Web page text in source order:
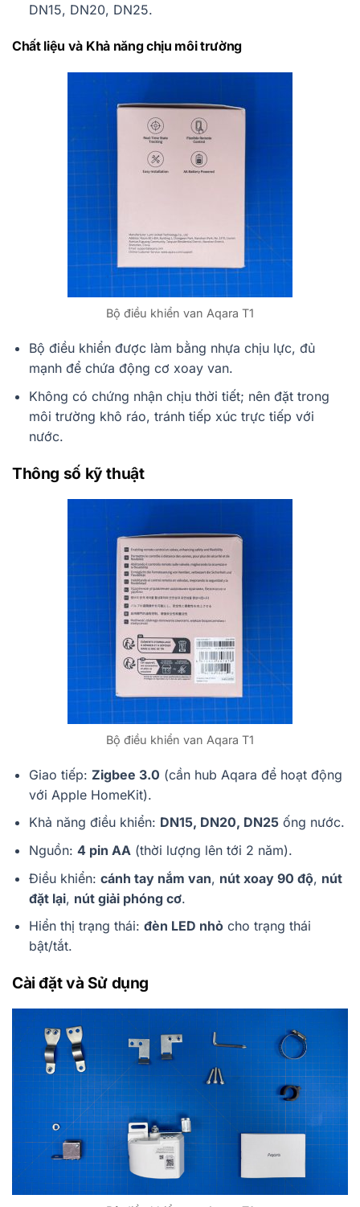
DN15, DN20, DN25.
Chất liệu và Khả năng chịu môi trường
Bộ điều khiển van Aqara T1
Bộ điều khiển được làm bằng nhựa chịu lực, đủ
mạnh để chứa động cơ xoay van.
Không có chứng nhận chịu thời tiết; nên đặt trong
môi trường khô ráo, tránh tiếp xúc trực tiếp với
nước.
Thông số kỹ thuật
Bộ điều khiển van Aqara T1
Giao tiếp: Zigbee 3.0 (cần hub Aqara để hoạt động
với Apple HomeKit).
Khả năng điều khiển: DN15, DN20, DN25ống nước.
Nguồn: 4 pin AA(thời lượng lên tới 2 năm).
Điều khiển: cánh tay nắm van, nút xoay 90 độ, nút
đặt lại, nút giải phóng cơ.
Hiển thị trạng thái: đèn LED nhỏcho trạng thái
bật/tắt.
Cài đặt và Sử dụng